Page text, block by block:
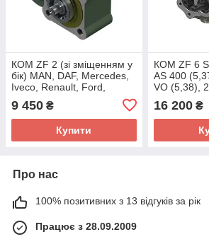
КОМ ZF 2 (зі зміщенням у
бік) MAN, DAF, Mercedes,
Iveco, Renault, Ford,
9 450 ₴
Купити
КОМ ZF 6
AS 400
VO (5,38),
16 200₴
Про нас
100% позитивних з 13 відгуків за рік
Працює з 28.09.2009